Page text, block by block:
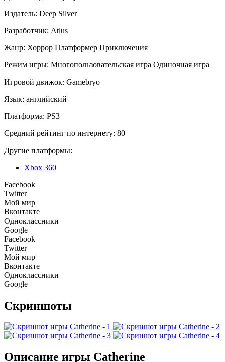
Издатель: Deep Silver
Разработчик: Atlus
Жанр: Хоррор Платформер Приключения
Режим игры: Многопользовательская игра Одиночная игра
Игровой движок: Gamebryo
Язык: английский
Платформа: PS3
Средний рейтинг по интернету: 80
Другие платформы:
Xbox 360
Facebook
Twitter
Мой мир
Вконтакте
Одноклассники
Google+
Facebook
Twitter
Мой мир
Вконтакте
Одноклассники
Google+
Скриншоты
Описание игры Catherine